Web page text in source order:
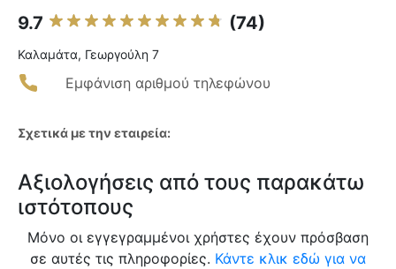
9.7 (74)
Καλαμάτα, Γεωργούλη 7
Εμφάνιση αριθμού τηλεφώνου
Σχετικά με την εταιρεία:
Αξιολογήσεις από τους παρακάτω
ιστότοπους
Μόνο οι εγγεγραμμένοι χρήστες έχουν πρόσβαση
σε αυτές τις πληροφορίες. Κάντε κλικ εδώ για να